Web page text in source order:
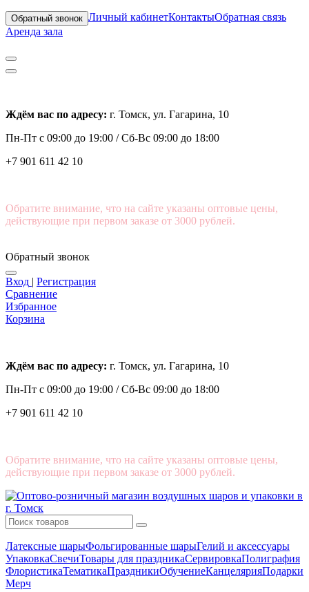
Обратный звонок Личный кабинетКонтактыОбратная связь
Аренда зала
Ждём вас по адресу: г. Томск, ул. Гагарина, 10
Пн-Пт с 09:00 до 19:00 /Сб-Вс 09:00 до 18:00
+7 901 611 42 10
Обратите внимание, что на сайте указаны оптовые цены,
действующие при первом заказе от 3000 рублей.
Обратный звонок
Вход | Регистрация
Сравнение
Избранное
Корзина
Ждём вас по адресу: г. Томск, ул. Гагарина, 10
Пн-Пт с 09:00 до 19:00 /Сб-Вс 09:00 до 18:00
+7 901 611 42 10
Обратите внимание, что на сайте указаны оптовые цены,
действующие при первом заказе от 3000 рублей.
Латексные шарыФольгированные шарыГелий и аксессуары
УпаковкаСвечиТовары для праздникаСервировкаПолиграфия
ФлористикаТематикаПраздникиОбучениеКанцелярияПодарки
Мерч